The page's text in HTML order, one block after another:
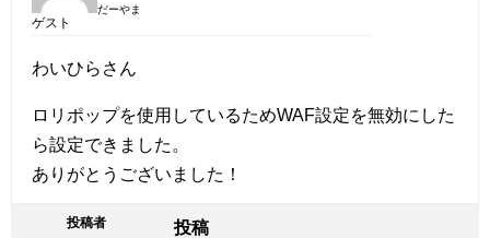
だーやま
ゲスト
わいひらさん
ロリポップを使用しているためWAF設定を無効にした
ら設定できました。
ありがとうございました！
投稿者 投稿